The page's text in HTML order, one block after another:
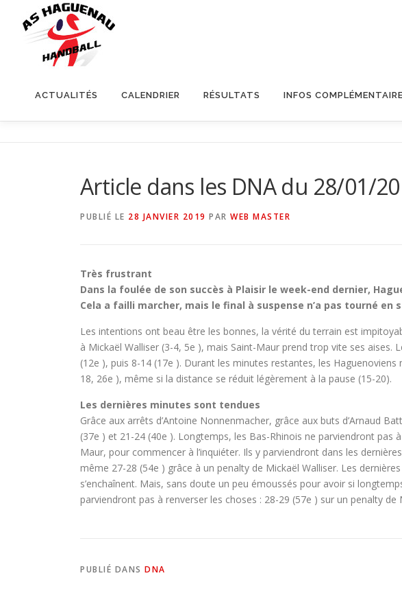
ACTUALITÉS CALENDRIER RÉSULTATS INFOS
Article dans les DNA du 28/01/
PUBLIÉ LE 28 JANVIER 2019 PAR WEB MASTER
Très frustrant
Dans la foulée de son succès à Plaisir le week-end dernier,
Cela a failli marcher, mais le final à suspense n’a pas tourné en
Les intentions ont beau être les bonnes, la vérité du terrain est
à Mickaël Walliser (3-4, 5e ), mais Saint-Maur prend trop vite ses aises.
(12e ), puis 8-14 (17e ). Durant les minutes restantes, les
18, 26e ), même si la distance se réduit légèrement à la pause (15-20).
Les dernières minutes sont tendues
Grâce aux arrêts d’Antoine Nonnenmacher, grâce aux buts d’Arnaud
(37e ) et 21-24 (40e ). Longtemps, les Bas-Rhinois ne parviendront pas
Maur, pour commencer à l’inquiéter. Ils y parviendront dans les
même 27-28 (54e ) grâce à un penalty de Mickaël Walliser. Les
s’enchaînent. Mais, sans doute un peu émoussés pour avoir si
parviendront pas à renverser les choses : 28-29 (57e ) sur un penalty
PUBLIÉ DANS DNA